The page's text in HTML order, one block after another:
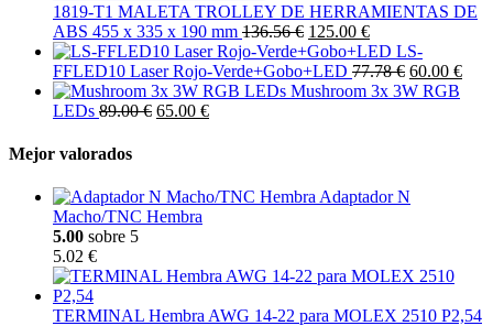
1819-T1 MALETA TROLLEY DE HERRAMIENTAS DE
ABS 455 x 335 x 190 mm 136.56 € 125.00 €
LS-
FFLED10 Laser Rojo-Verde+Gobo+LED 77.78 € 60.00 €
Mushroom 3x 3W RGB
LEDs 89.00 € 65.00 €
Mejor valorados
Adaptador N
Macho/TNC Hembra
5.00 sobre 5
5.02 €
TERMINAL Hembra AWG 14-22 para MOLEX 2510 P2,54